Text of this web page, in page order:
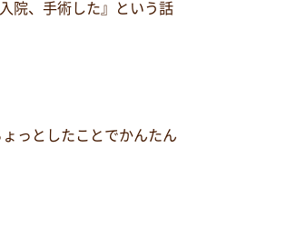
院、手術した』という話
っとしたことでかんたん